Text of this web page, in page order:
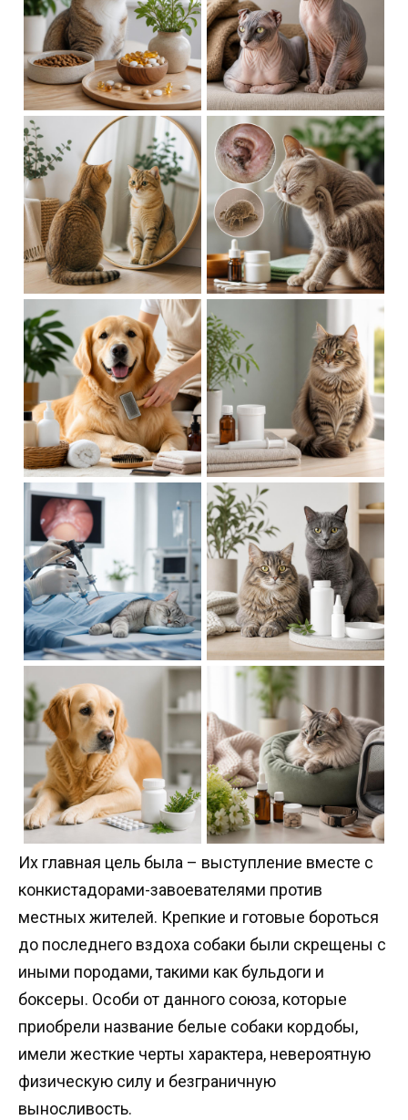
Их главная цель была – выступление вместе с
конкистадорами-завоевателями против
местных жителей. Крепкие и готовые бороться
до последнего вздоха собаки были скрещены с
иными породами, такими как бульдоги и
боксеры. Особи от данного союза, которые
приобрели название белые собаки кордобы,
имели жесткие черты характера, невероятную
физическую силу и безграничную
выносливость.